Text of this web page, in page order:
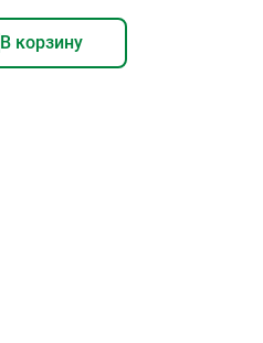
В корзину